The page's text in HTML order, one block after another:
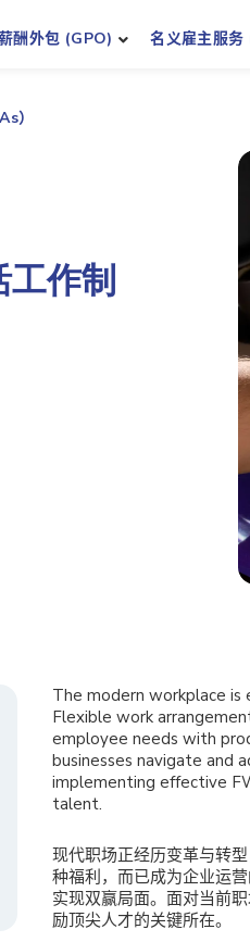
酬外包 (GPO) 名义雇主服务
）
工作制
The modern workplace
Flexible work
employee needs with
businesses navigate and
implementing effective
talent.
现代职场正经历变革与转
种福利，而已成为企业运
实现双赢局面。面对当前
励顶尖人才的关键所在。